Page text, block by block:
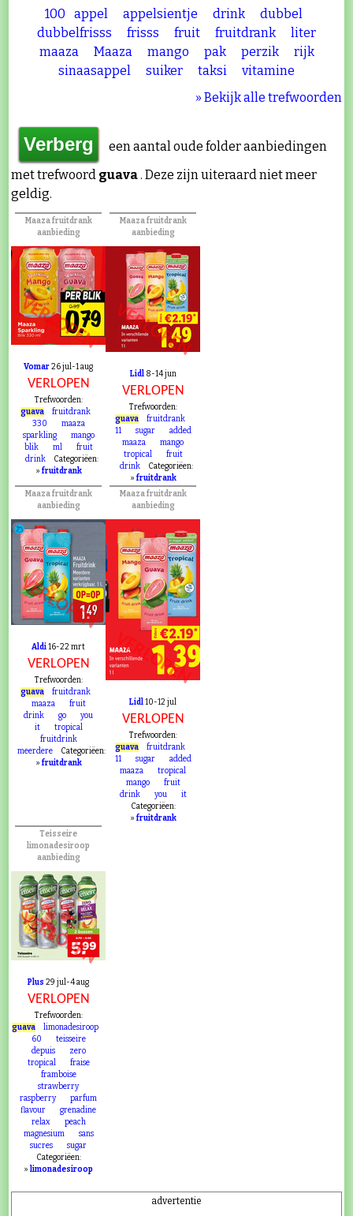
100
appel appelsientje drink
dubbel
dubbelfrisss
frisss fruit fruitdrank
liter
maaza
Maaza mango pak perzik
rijk
sinaasappel
suiker taksi
vitamine
» Bekijk alle trefwoorden
een aantal oude folder aanbiedingen
met trefwoord guava. Deze zijn uiteraard niet meer
geldig.
Maaza fruitdrank
aanbieding
VERLOPEN
Vomar26 jul-1 aug
VERLOPEN
Trefwoorden:
guava
fruitdrank
330
maaza
sparkling
mango
blik
ml
fruit
drink
Categoriëen:
» fruitdrank
Maaza fruitdrank
aanbieding
VERLOPEN
Lidl8-14 jun
VERLOPEN
Trefwoorden:
guava
fruitdrank
11
sugar
added
maaza
mango
tropical
fruit
drink
Categoriëen:
» fruitdrank
Maaza fruitdrank
aanbieding
VERLOPEN
Aldi16-22 mrt
VERLOPEN
Trefwoorden:
guava
fruitdrank
maaza
fruit
drink
go
you
it
tropical
fruitdrink
meerdere
Categoriëen:
» fruitdrank
Maaza fruitdrank
aanbieding
VERLOPEN
Lidl10-12 jul
VERLOPEN
Trefwoorden:
guava
fruitdrank
11
sugar
added
maaza
tropical
mango
fruit
drink
you
it
Categoriëen:
» fruitdrank
Teisseire
limonadesiroop
aanbieding
VERLOPEN
Plus 29 jul-4 aug
VERLOPEN
Trefwoorden:
guava
limonadesiroop
60
teisseire
depuis
zero
tropical
fraise
framboise
strawberry
raspberry
parfum
flavour
grenadine
relax
peach
magnesium
sans
sucres
sugar
Categoriëen:
»limonadesiroop
advertentie